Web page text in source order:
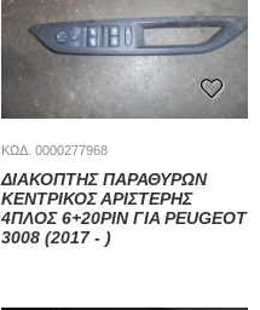
ΚΩΔ. 0000277968
ΔΙΑΚΟΠΤΗΣ ΠΑΡΑΘΥΡΩΝ
ΚΕΝΤΡΙΚΟΣ ΑΡΙΣΤΕΡΗΣ
4ΠΛΟΣ 6+20PIN ΓΙΑ PEUGEOT
3008 (2017 - )